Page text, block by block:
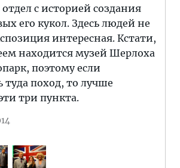
с историей создания
его кукол. Здесь людей не
интересная. Кстати,
находится музей Шерлоха
поэтому если
туда поход, то лучше
три пункта.